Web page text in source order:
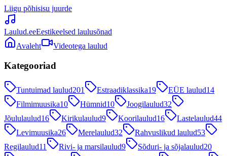
Liigu põhisisu juurde
Laulud.eeEestikeelsed laulusõnad
Avaleht
Videotega laulud
Kategooriad
Tuntuimad laulud201 Estraadiklassika19 EÜE laulud14
Filmimuusika10 Hümnid10 Joogilaulud32
Jõululaulud16 Kirikulaulud9 Koorilaulud16 Lastelaulud44
Levimuusika26 Merelaulud32 Rahvuslikud laulud53
Regilaulud11 Rivi- ja marsilaulud9 Sõduri- ja sõjalaulud20